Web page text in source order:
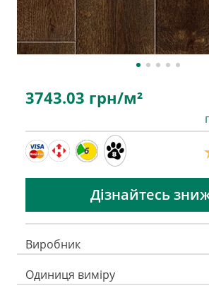
3743.03 грн/м²
6
Дізнайтесь
Виробник
Одиниця виміру